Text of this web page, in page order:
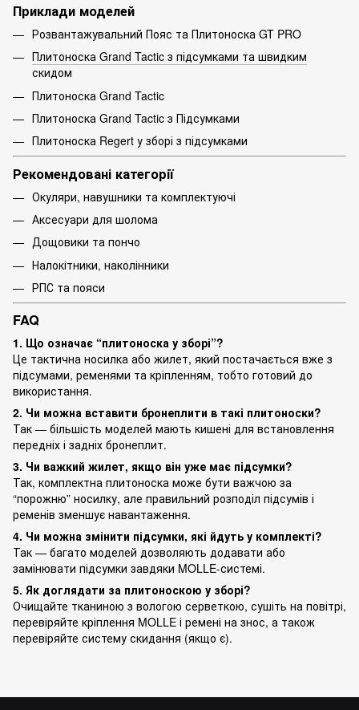
Приклади моделей
Розвантажувальний Пояс та Плитоноска GT PRO
Плитоноска Grand Tactic з підсумками та швидким
скидом
Плитоноска Grand Tactic
Плитоноска Grand Tactic з Підсумками
Плитоноска Regert у зборі з підсумками
Рекомендовані категорії
Окуляри, навушники та комплектуючі
Аксесуари для шолома
Дощовики та пончо
Налокітники, наколінники
РПС та пояси
FAQ
1. Що означає “плитоноска у зборі”?
Це тактична носилка або жилет, який постачається вже з
підсумами, ременями та кріпленням, тобто готовий до
використання.
2. Чи можна вставити бронеплити в такі плитоноски?
Так — більшість моделей мають кишені для встановлення
передніх і задніх бронеплит.
3. Чи важкий жилет, якщо він уже має підсумки?
Так, комплектна плитоноска може бути важчою за
“порожню” носилку, але правильний розподіл підсумів і
ременів зменшує навантаження.
4. Чи можна змінити підсумки, які йдуть у комплекті?
Так — багато моделей дозволяють додавати або
замінювати підсумки завдяки MOLLE-системі.
5. Як доглядати за плитоноскою у зборі?
Очищайте тканиною з вологою серветкою, сушіть на повітрі,
перевіряйте кріплення MOLLE і ремені на знос, а також
перевіряйте систему скидання (якщо є).